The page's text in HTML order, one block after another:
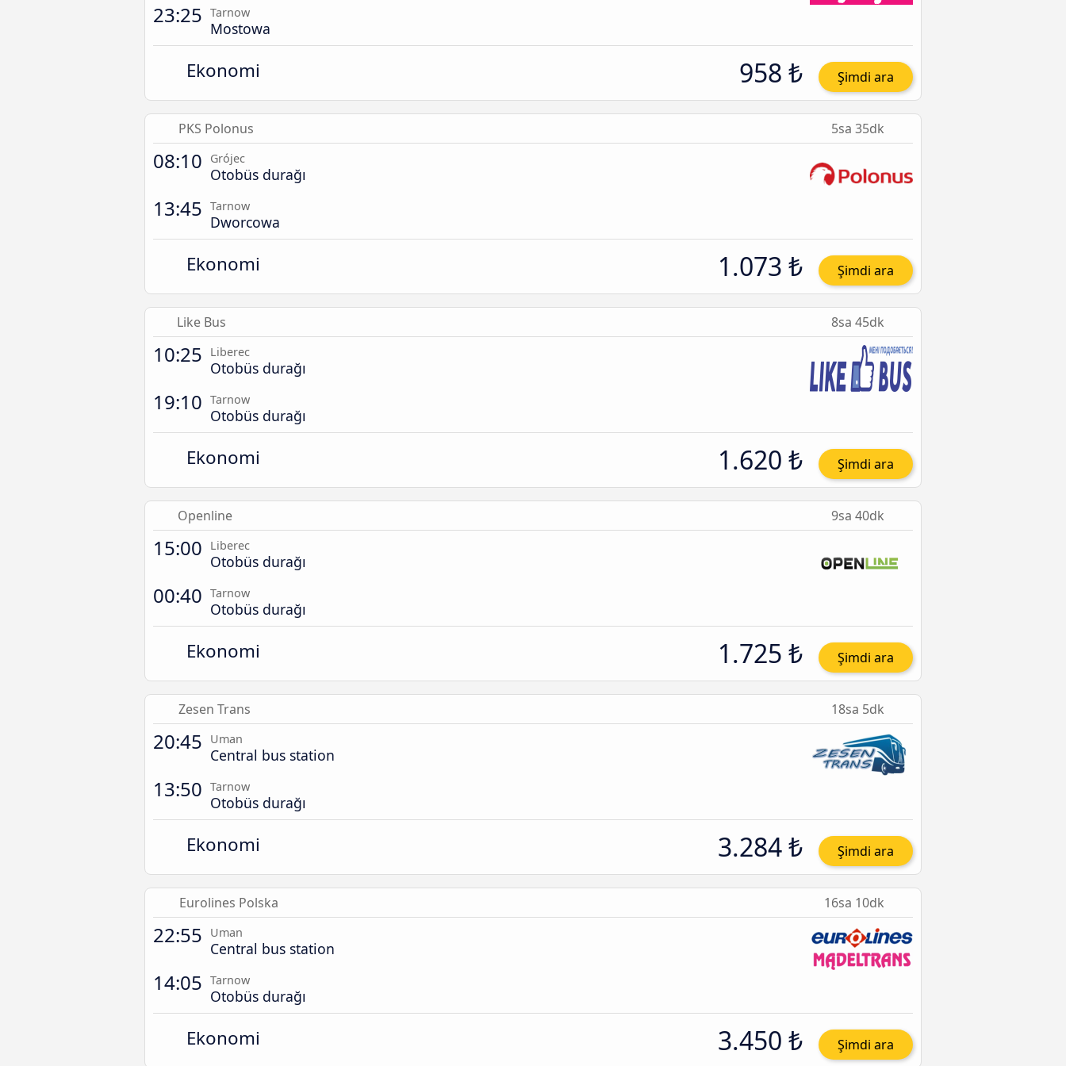
23:25 Tarnow
Mostowa
Ekonomi 958 ₺ Şimdi ara
PKS Polonus 5sa 35dk
08:10 Grójec
Otobüs durağı
13:45 Tarnow
Dworcowa
Ekonomi 1.073 ₺ Şimdi ara
Like Bus 8sa 45dk
10:25 Liberec
Otobüs durağı
19:10 Tarnow
Otobüs durağı
Ekonomi 1.620 ₺ Şimdi ara
Openline 9sa 40dk
15:00 Liberec
Otobüs durağı
00:40 Tarnow
Otobüs durağı
Ekonomi 1.725 ₺ Şimdi ara
Zesen Trans 18sa 5dk
20:45 Uman
Central bus station
13:50 Tarnow
Otobüs durağı
Ekonomi 3.284 ₺ Şimdi ara
Eurolines Polska 16sa 10dk
22:55 Uman
Central bus station
14:05 Tarnow
Otobüs durağı
Ekonomi 3.450 ₺ Şimdi ara